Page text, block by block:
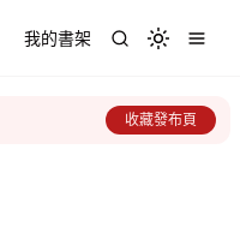
我的書架 Toggle
收藏發布頁